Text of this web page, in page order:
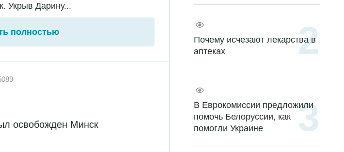
Укрыв Дарину...
полностью
освобожден Минск
Почему исчезают лекарства в
аптеках
В Еврокомиссии предложили
помочь Белоруссии, как
помогли Украине